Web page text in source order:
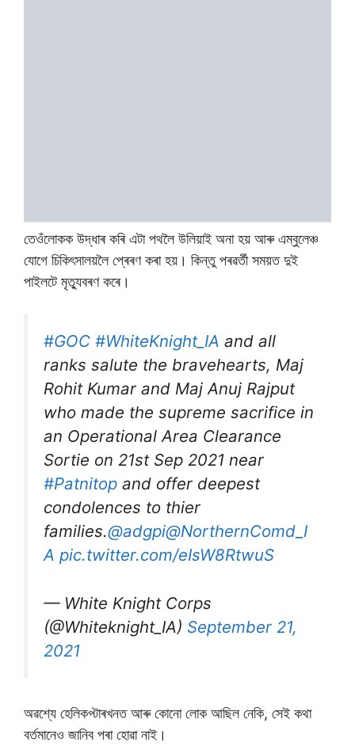
তেওঁলোকক উদ্ধাৰ কৰি এটা পথলৈ উলিয়াই অনা হয় আৰু এম্বুলেঞ্চ
যোগে চিকিৎসালয়লৈ প্ৰেৰণ কৰা হয়। কিন্তু পৰৱৰ্তী সময়ত দুই
পাইলটে মৃত্যুবৰণ কৰে।
#GOC #WhiteKnight_IA and all
ranks salute the bravehearts, Maj
Rohit Kumar and Maj Anuj Rajput
who made the supreme sacrifice in
an Operational Area Clearance
Sortie on 21st Sep 2021 near
#Patnitop and offer deepest
condolences to thier
families.@adgpi@NorthernComd_I
A pic.twitter.com/eIsW8RtwuS
— White Knight Corps
(@Whiteknight_IA) September 21,
2021
অৱশ্যে হেলিকপ্টাৰখনত আৰু কোনো লোক আছিল নেকি, সেই কথা
বৰ্তমানেও জানিব পৰা হোৱা নাই।